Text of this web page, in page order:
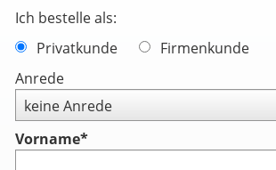
Ich bestelle als:
Privatkunde
Firmenkunde
Anrede
Vorname*